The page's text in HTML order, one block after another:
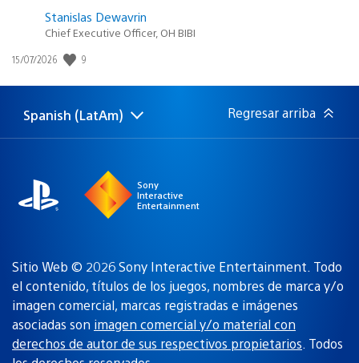
Stanislas Dewavrin
Chief Executive Officer, OH BIBI
Fecha
publicación:
15/07/2026 9
Elige
Región
Spanish (LatAm) Regresar arriba
Sony
Interactive
Entertainment
Sitio Web © 2026 Sony Interactive Entertainment. Todo
el contenido, títulos de los juegos, nombres de marca y/o
imagen comercial, marcas registradas e imágenes
asociadas son imagen comercial y/o material con
derechos de autor de sus respectivos propietarios. Todos